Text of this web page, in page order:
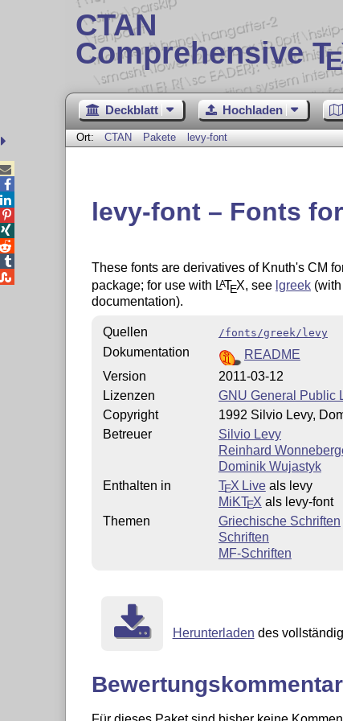
CTAN
Comprehensive TE
Deckblatt Hochladen
Ort: CTAN Pakete levy-font
levy-font – Fonts
These fonts are derivatives of Knuth's CM
package; for use with LATEX, see lgreek(with
documentation).
Quellen /fonts/greek/levy
Dokumentation
README
Version
2011-03-12
Lizenzen
GNU General Public
Copyright
1992 Silvio Levy,
Betreuer
Silvio Levy
Reinhard
Dominik Wujastyk
Enthalten in
TEX Liveals levy
MiKTEX als levy-font
Themen
Griechische Schriften
Schriften
MF-Schriften
Herunterladen des




